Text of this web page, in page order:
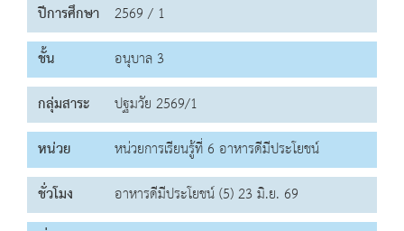
ปีการศึกษา 2569 / 1
ชั้น
อนุบาล 3
กลุ่มสาระ
ปฐมวัย 2569/1
หน่วย
หน่วยการเรียนรู้ที่ 6 อาหารดีมีประโยชน์
ชั่วโมง
อาหารดีมีประโยชน์ (5) 23 มิ.ย. 69